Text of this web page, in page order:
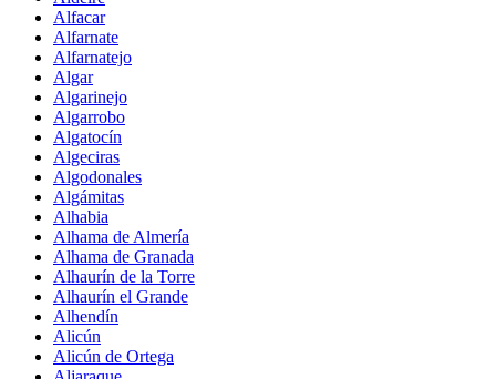
Alfacar
Alfarnate
Alfarnatejo
Algar
Algarinejo
Algarrobo
Algatocín
Algeciras
Algodonales
Algámitas
Alhabia
Alhama de Almería
Alhama de Granada
Alhaurín de la Torre
Alhaurín el Grande
Alhendín
Alicún
Alicún de Ortega